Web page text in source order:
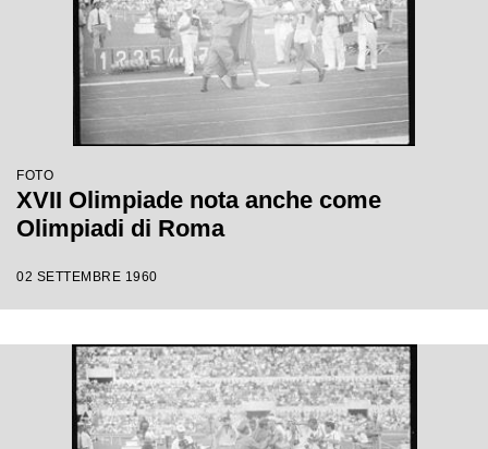
FOTO
XVII Olimpiade nota anche come
Olimpiadi di Roma
02 SETTEMBRE 1960